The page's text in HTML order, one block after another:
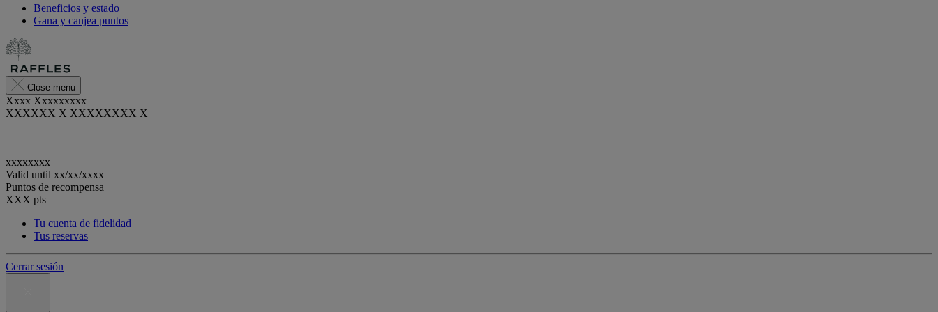
Beneficios y estado
Gana y canjea puntos
Close menu
Xxxx Xxxxxxxxx
XXXXXX X XXXXXXXX X
xxxxxxxx
Valid until xx/xx/xxxx
Puntos de recompensa
XXX pts
Tu cuenta de fidelidad
Tus reservas
Cerrar sesión